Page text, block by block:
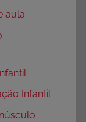
aula
Infantil